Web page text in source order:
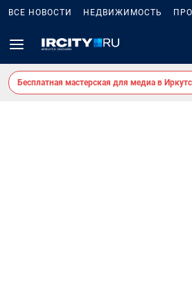
ВСЕ НОВОСТИ НЕДВИЖИМОСТЬ
Бесплатная мастерская для медиа в